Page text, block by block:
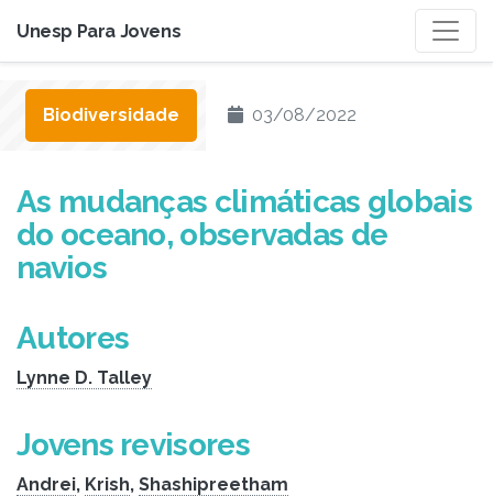
Unesp Para Jovens
Biodiversidade 03/08/2022
As mudanças climáticas globais
do oceano, observadas de
navios
Autores
Lynne D. Talley
Jovens revisores
Andrei, Krish, Shashipreetham